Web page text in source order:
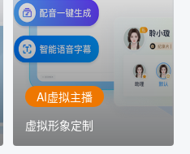
AI虚拟主播
虚拟形象定制
讯飞智作：让每一个内容
创作者高效生产灵活定制